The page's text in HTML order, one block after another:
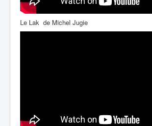
Le Lak de Michel Jugie